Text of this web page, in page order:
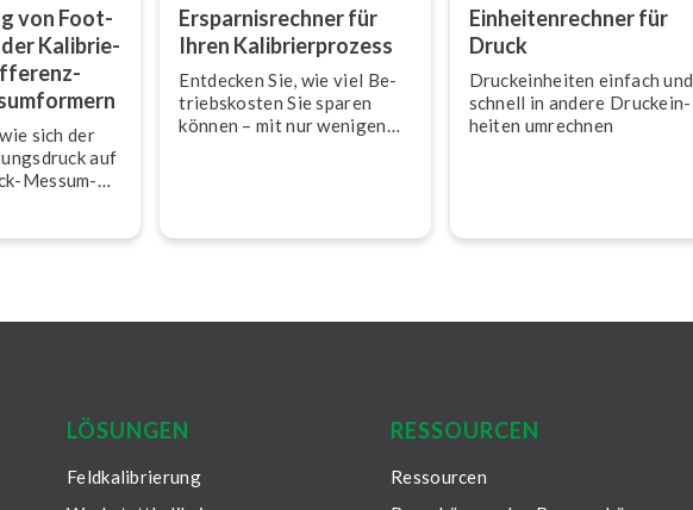
von Foot­
Ka­li­brie­
sich der
auf
Mess­um­
genauen
Er­spar­nis­rech­ner für
Ihren Ka­li­brier­pro­zess
Entdecken Sie, wie viel Be­
triebs­kos­ten Sie sparen
können – mit nur wenigen
Ein­hei­ten­rech­ner für
Druck
Druck­ein­hei­ten einfach und
schnell in andere Druck­ein­
hei­ten umrechnen
LÖSUNGEN
Feldkalibrierung
RESSOURCEN
Ressourcen